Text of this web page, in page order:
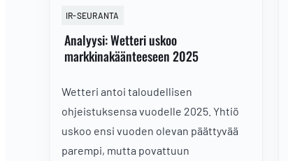
IR-SEURANTA
Analyysi: Wetteri uskoo
markkinakäänteeseen 2025
Wetteri antoi taloudellisen
ohjeistuksensa vuodelle 2025. Yhtiö
uskoo ensi vuoden olevan päättyvää
parempi, mutta povattuun